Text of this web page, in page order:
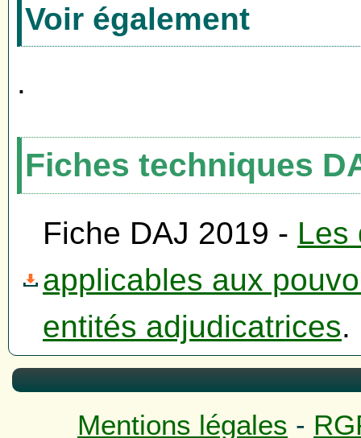
Voir également
.
Fiches techniques
Fiche DAJ 2019 - Les
applicables aux
entités adjudicatrices.
Mentions légales -